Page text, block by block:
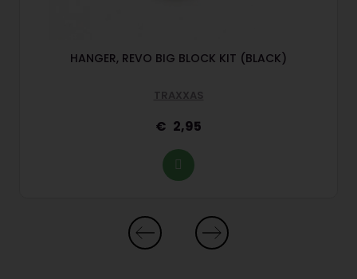
HANGER, REVO BIG BLOCK KIT (BLACK)
TRAXXAS
2,95